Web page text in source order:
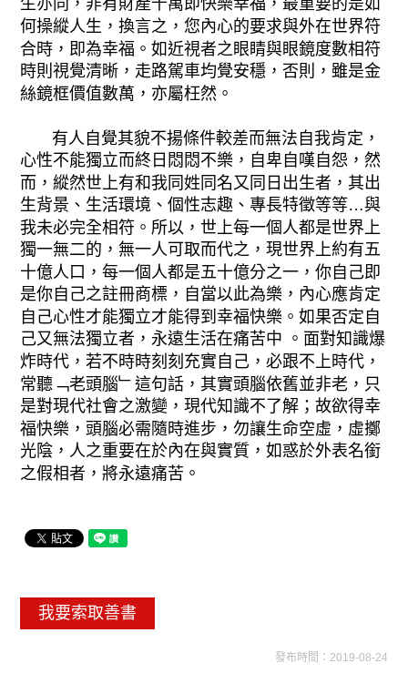
生亦同，非有財產千萬即快樂幸福，最重要的是如
何操縱人生，換言之，您內心的要求與外在世界符
合時，即為幸福。如近視者之眼睛與眼鏡度數相符
時則視覺清晰，走路駕車均覺安穩，否則，雖是金
絲鏡框價值數萬，亦屬枉然。
有人自覺其貌不揚條件較差而無法自我肯定，
心性不能獨立而終日悶悶不樂，自卑自嘆自怨，然
而，縱然世上有和我同姓同名又同日出生者，其出
生背景、生活環境、個性志趣、專長特徵等等…與
我未必完全相符。所以，世上每一個人都是世界上
獨一無二的，無一人可取而代之，現世界上約有五
十億人口，每一個人都是五十億分之一，你自己即
是你自己之註冊商標，自當以此為樂，內心應肯定
自己心性才能獨立才能得到幸福快樂。如果否定自
己又無法獨立者，永遠生活在痛苦中 。面對知識爆
炸時代，若不時時刻刻充實自己，必跟不上時代，
常聽﹁老頭腦﹂這句話，其實頭腦依舊並非老，只
是對現代社會之激變，現代知識不了解；故欲得幸
福快樂，頭腦必需隨時進步，勿讓生命空虛，虛擲
光陰，人之重要在於內在與實質，如惑於外表名銜
之假相者，將永遠痛苦。
我要索取善書
發布時間：2019-08-24